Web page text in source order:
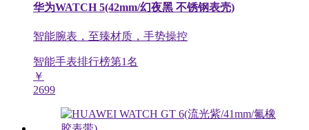
华为WATCH 5(42mm/幻夜黑 不锈钢表壳)
智能腕表，至臻材质，手势操控
智能手表排行榜第1名
￥
2699